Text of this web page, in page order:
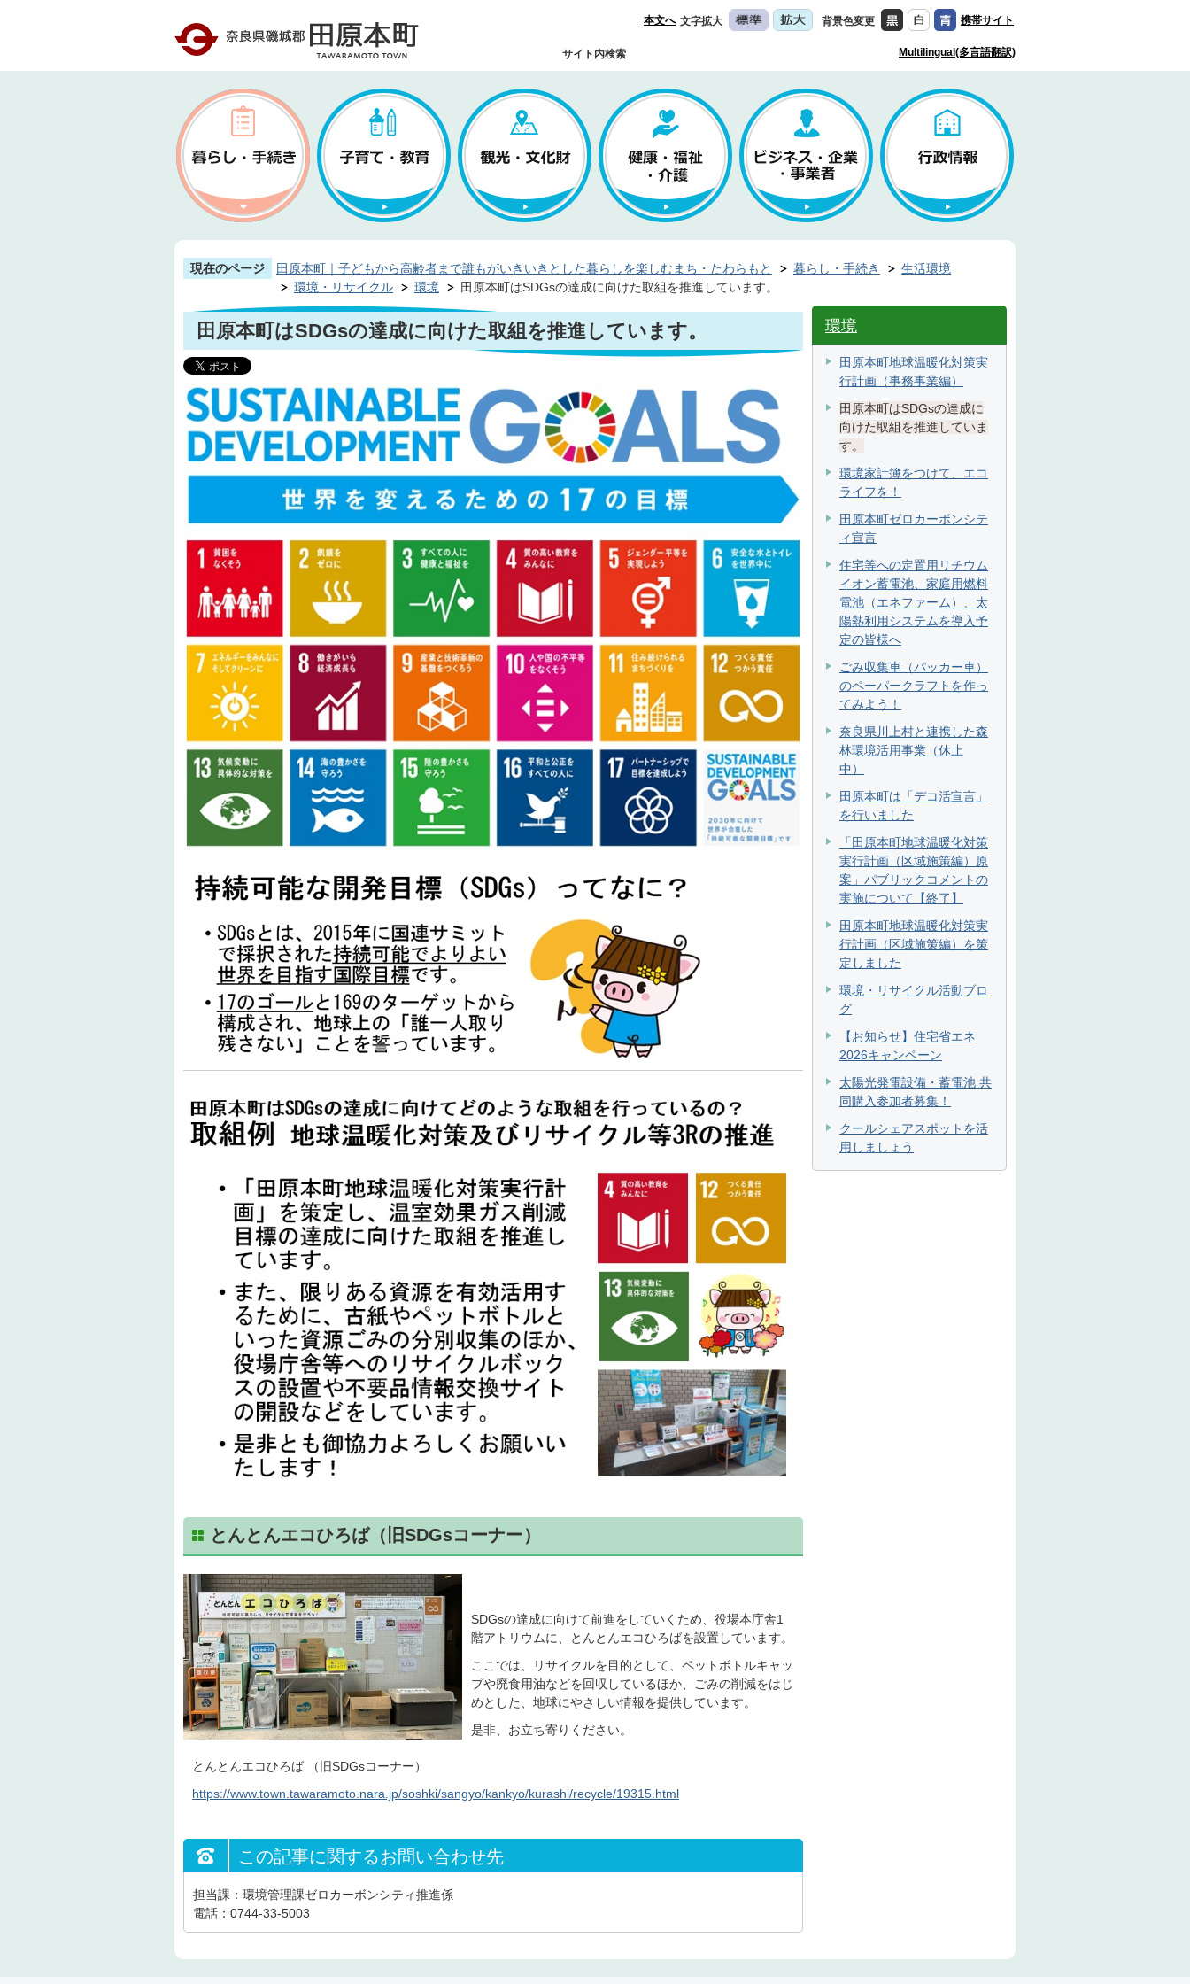
本文へ 文字拡大 背景色変更 携帯サイト
サイト内検索 Multilingual(多言語翻訳)
現在のページ 田原本町｜子どもから高齢者まで誰もがいきいきとした暮らしを楽しむまち・たわらもと 暮らし・手続き
生活環境
環境・リサイクル
環境 田原本町はSDGsの達成に向けた取組を推進しています。
田原本町はSDGsの達成に向けた取組を推進しています。
とんとんエコひろば（旧SDGsコーナー）
SDGsの達成に向けて前進をしていくため、役場本庁舎1
階アトリウムに、とんとんエコひろばを設置しています。
ここでは、リサイクルを目的として、ペットボトルキャッ
プや廃食用油などを回収しているほか、ごみの削減をはじ
めとした、地球にやさしい情報を提供しています。
是非、お立ち寄りください。
とんとんエコひろば （旧SDGsコーナー）
https://www.town.tawaramoto.nara.jp/soshki/sangyo/kankyo/kurashi/recycle/19315.html
この記事に関するお問い合わせ先
担当課：環境管理課ゼロカーボンシティ推進係
電話：0744-33-5003
環境
田原本町地球温暖化対策実
行計画（事務事業編）
田原本町はSDGsの達成に
向けた取組を推進していま
す。
環境家計簿をつけて、エコ
ライフを！
田原本町ゼロカーボンシテ
ィ宣言
住宅等への定置用リチウム
イオン蓄電池、家庭用燃料
電池（エネファーム）、太
陽熱利用システムを導入予
定の皆様へ
ごみ収集車（パッカー車）
のペーパークラフトを作っ
てみよう！
奈良県川上村と連携した森
林環境活用事業（休止
中）
田原本町は「デコ活宣言」
を行いました
「田原本町地球温暖化対策
実行計画（区域施策編）原
案」パブリックコメントの
実施について【終了】
田原本町地球温暖化対策実
行計画（区域施策編）を策
定しました
環境・リサイクル活動ブロ
グ
【お知らせ】住宅省エネ
2026キャンペーン
太陽光発電設備・蓄電池 共
同購入参加者募集！
クールシェアスポットを活
用しましょう